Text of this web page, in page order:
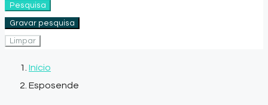
Pesquisa
Gravar pesquisa
Limpar
Início
Esposende